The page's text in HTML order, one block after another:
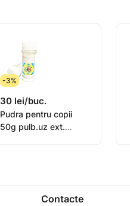
-3%
30 lei/buc.
Pudra pentru copii
50g pulb.uz ext.
Contacte